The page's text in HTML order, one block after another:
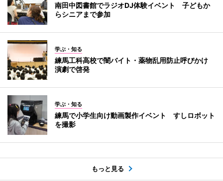
南田中図書館でラジオDJ体験イベント 子どもか
らシニアまで参加
学ぶ・知る
練馬工科高校で闇バイト・薬物乱用防止呼びかけ
演劇で啓発
学ぶ・知る
練馬で小学生向け動画製作イベント すしロボット
を撮影
もっと見る